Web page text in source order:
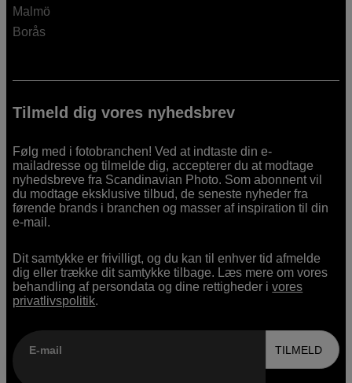
Malmö
Borås
Tilmeld dig vores nyhedsbrev
Følg med i fotobranchen! Ved at indtaste din e-
mailadresse og tilmelde dig, accepterer du at modtage
nyhedsbreve fra Scandinavian Photo. Som abonnent vil
du modtage eksklusive tilbud, de seneste nyheder fra
førende brands i branchen og masser af inspiration til din
e-mail.
Dit samtykke er frivilligt, og du kan til enhver tid afmelde
dig eller trække dit samtykke tilbage. Læs mere om vores
behandling af persondata og dine rettigheder ivores
privatlivspolitik.
E-mail TILMELD